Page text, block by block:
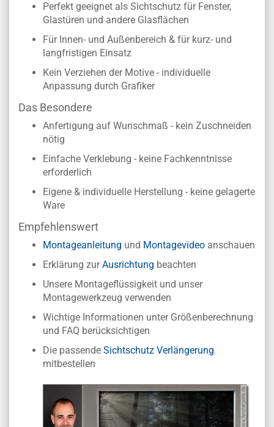
Perfekt geeignet als Sichtschutz für Fenster,
Glastüren und andere Glasflächen
Für Innen- und Außenbereich & für kurz- und
langfristigen Einsatz
Kein Verziehen der Motive - individuelle
Anpassung durch Grafiker
Das Besondere
Anfertigung auf Wunschmaß - kein Zuschneiden
nötig
Einfache Verklebung - keine Fachkenntnisse
erforderlich
Eigene & individuelle Herstellung - keine gelagerte
Ware
Empfehlenswert
Montageanleitung und Montagevideo anschauen
Erklärung zurAusrichtung beachten
Unsere Montageflüssigkeit und unser
Montagewerkzeug verwenden
Wichtige Informationen unter Größenberechnung
und FAQ berücksichtigen
Die passende Sichtschutz Verlängerung
mitbestellen